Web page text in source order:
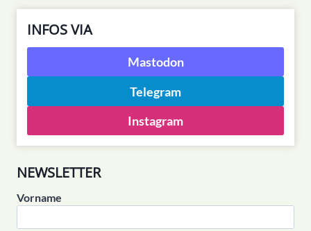
INFOS VIA
Mastodon
Telegram
Instagram
NEWSLETTER
Vorname